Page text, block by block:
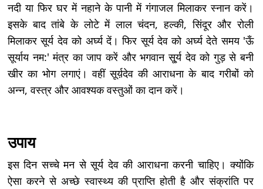
नदी या फिर घर में नहाने के पानी में गंगाजल मिलाकर स्नान करें।
इसके बाद तांबे के लोटे में लाल चंदन, हल्की, सिंदूर और रोली
मिलाकर सूर्य देव को अर्घ्य दें। फिर सूर्य देव को अर्घ्य देते समय 'ऊँ
सूर्याय नम:' मंत्र का जाप करें और भगवान सू्र्य देव को गुड़ से बनी
खीर का भोग लगाएं। वहीं सूर्य़देव की आराधना के बाद गरीबों को
अन्न, वस्त्र और आवश्यक वस्तुओं का दान करें।
उपाय
इस दिन सच्चे मन से सूर्य देव की आराधना करनी चाहिए। क्योंकि
ऐसा करने से अच्छे स्वास्थ्य की प्राप्ति होती है और संक्रांति पर